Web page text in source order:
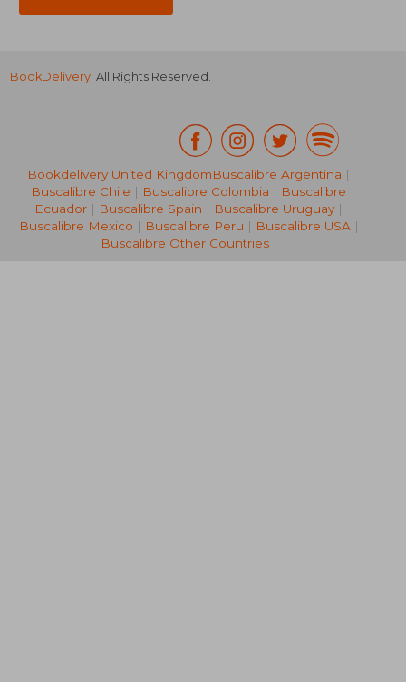
NT$ 1,351
BookDelivery. All Rights Reserved.
Bookdelivery United KingdomBuscalibre Argentina |
Buscalibre Chile | Buscalibre Colombia | Buscalibre
Ecuador | Buscalibre Spain | Buscalibre Uruguay |
Buscalibre Mexico | Buscalibre Peru | Buscalibre USA|
Buscalibre Other Countries|